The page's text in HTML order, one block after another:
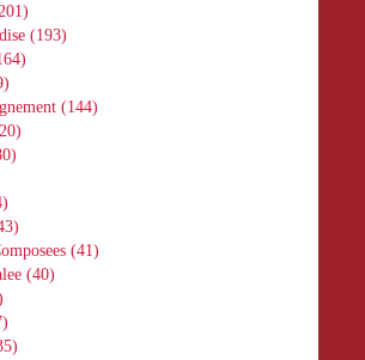
(193)
(144)
(41)
(40)